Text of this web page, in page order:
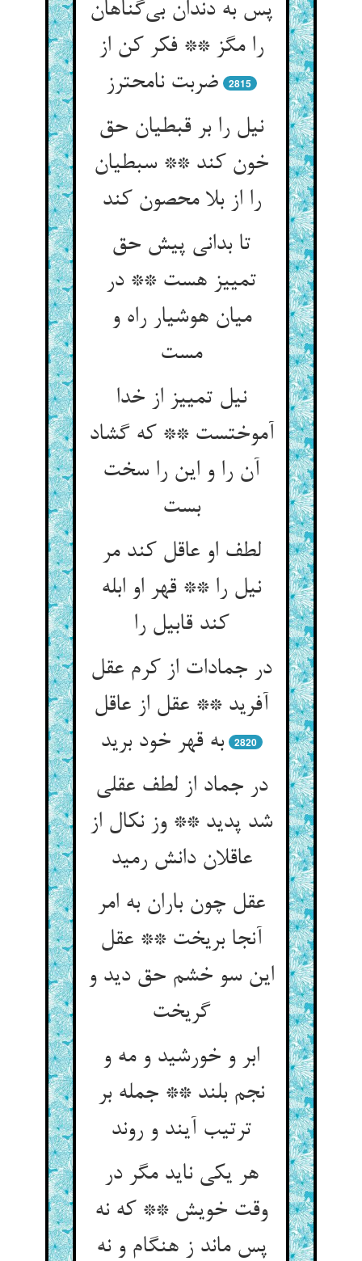
پس به دندان بی‌گناهان
را مگز ** فکر کن از
ضربت نامحترز
2815
نیل را بر قبطیان حق
خون کند ** سبطیان
را از بلا محصون کند
تا بدانی پیش حق
تمییز هست ** در
میان هوشیار راه و
مست
نیل تمییز از خدا
آموختست ** که گشاد
آن را و این را سخت
بست
لطف او عاقل کند مر
نیل را ** قهر او ابله
کند قابیل را
در جمادات از کرم عقل
آفرید ** عقل از عاقل
به قهر خود برید
2820
در جماد از لطف عقلی
شد پدید ** وز نکال از
عاقلان دانش رمید
عقل چون باران به امر
آنجا بریخت ** عقل
این سو خشم حق دید و
گریخت
ابر و خورشید و مه و
نجم بلند ** جمله بر
ترتیب آیند و روند
هر یکی ناید مگر در
وقت خویش ** که نه
پس ماند ز هنگام و نه